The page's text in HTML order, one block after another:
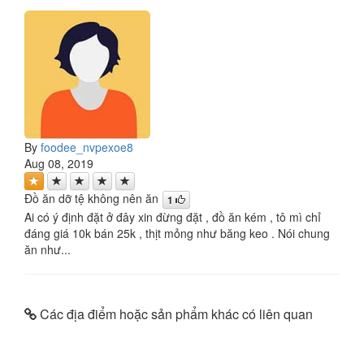
By foodee_nvpexoe8
Aug 08, 2019
Đồ ăn dỡ tệ không nên ăn 1
Ai có ý định đặt ở đây xin đừng đặt , đồ ăn kém , tô mì chỉ
đáng giá 10k bán 25k , thịt mỏng như băng keo . Nói chung
ăn như...
Các địa điểm hoặc sản phẩm khác có liên quan